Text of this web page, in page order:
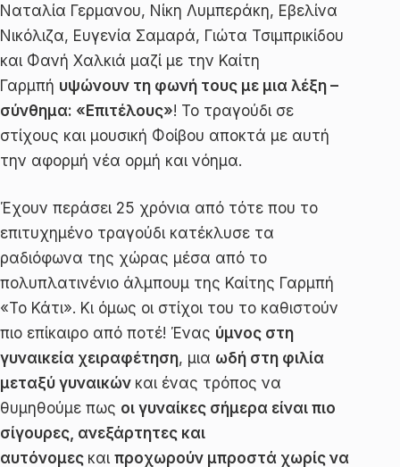
Ναταλία Γερμανου, Νίκη Λυμπεράκη, Εβελίνα
Νικόλιζα, Ευγενία Σαμαρά, Γιώτα Τσιμπρικίδου
και Φανή Χαλκιά μαζί με την Καίτη
Γαρμπή υψώνουν τη φωνή τους με μια λέξη –
σύνθημα: «Επιτέλους»! Το τραγούδι σε
στίχους και μουσική Φοίβου αποκτά με αυτή
την αφορμή νέα ορμή και νόημα.
Έχουν περάσει 25 χρόνια από τότε που το
επιτυχημένο τραγούδι κατέκλυσε τα
ραδιόφωνα της χώρας μέσα από το
πολυπλατινένιο άλμπουμ της Καίτης Γαρμπή
«Το Κάτι». Κι όμως οι στίχοι του το καθιστούν
πιο επίκαιρο από ποτέ! Ένας ύμνος στη
γυναικεία χειραφέτηση, μια ωδή στη φιλία
μεταξύ γυναικών και ένας τρόπος να
θυμηθούμε πως οι γυναίκες σήμερα είναι πιο
σίγουρες, ανεξάρτητες και
αυτόνομες και προχωρούν μπροστά χωρίς να